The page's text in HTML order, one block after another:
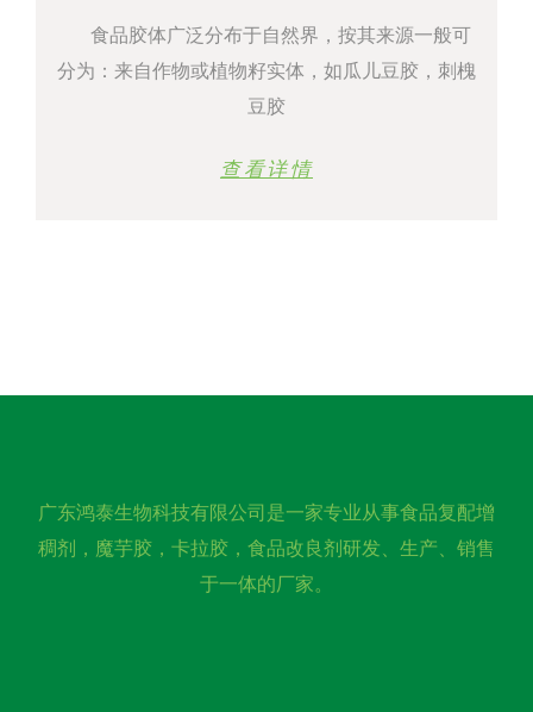
食品胶体广泛分布于自然界，按其来源一般可
分为：来自作物或植物籽实体，如瓜儿豆胶，刺槐
豆胶
查看详情
广东鸿泰生物科技有限公司是一家专业从事食品复配增
稠剂，魔芋胶，卡拉胶，食品改良剂研发、生产、销售
于一体的厂家。